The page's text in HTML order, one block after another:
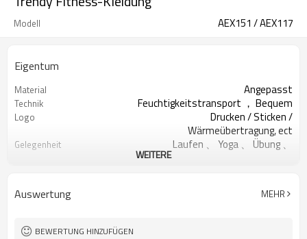
Modell AEX151 / AEX117
Eigentum
Material Angepasst
Technik Feuchtigkeitstransport ， Bequem
Logo
Drucken / Sticken /
Wärmeübertragung, ect
Gelegenheit
Laufen 、 Yoga 、 Übung 、
Größe XXS - XXXL oder kundenspezifisch
WEITERE
Auswertung MEHR
BEWERTUNG HINZUFÜGEN